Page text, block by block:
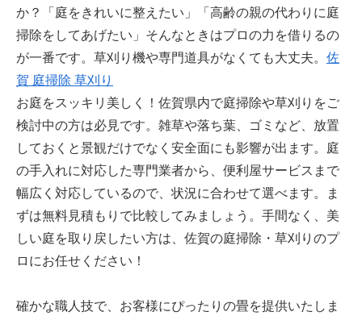
か？「庭をきれいに整えたい」「高齢の親の代わりに庭
掃除をしてあげたい」そんなときはプロの力を借りるの
が一番です。草刈り機や専門道具がなくても大丈夫。 佐
賀 庭掃除 草刈り
お庭をスッキリ美しく！佐賀県内で庭掃除や草刈りをご
検討中の方は必見です。雑草や落ち葉、ゴミなど、放置
しておくと景観だけでなく安全面にも影響が出ます。庭
の手入れに対応した専門業者から、便利屋サービスまで
幅広く対応しているので、状況に合わせて選べます。ま
ずは無料見積もりで比較してみましょう。手間なく、美
しい庭を取り戻したい方は、佐賀の庭掃除・草刈りのプ
ロにお任せください！
確かな職人技で、お客様にぴったりの畳を提供いたしま